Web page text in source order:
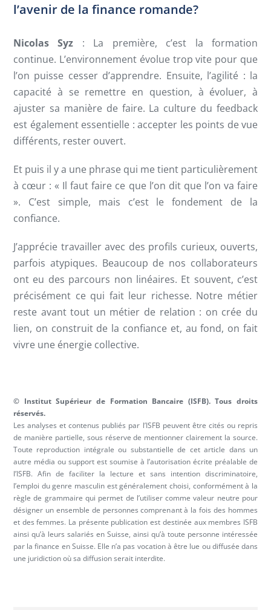
l’avenir de la finance romande?
Nicolas Syz : La première, c’est la formation
continue. L’environnement évolue trop vite pour que
l’on puisse cesser d’apprendre. Ensuite, l’agilité : la
capacité à se remettre en question, à évoluer, à
ajuster sa manière de faire. La culture du feedback
est également essentielle : accepter les points de vue
différents, rester ouvert.
Et puis il y a une phrase qui me tient particulièrement
à cœur : « Il faut faire ce que l’on dit que l’on va faire
». C’est simple, mais c’est le fondement de la
confiance.
J’apprécie travailler avec des profils curieux, ouverts,
parfois atypiques. Beaucoup de nos collaborateurs
ont eu des parcours non linéaires. Et souvent, c’est
précisément ce qui fait leur richesse. Notre métier
reste avant tout un métier de relation : on crée du
lien, on construit de la confiance et, au fond, on fait
vivre une énergie collective.
© Institut Supérieur de Formation Bancaire (ISFB). Tous droits
réservés.
Les analyses et contenus publiés par l’ISFB peuvent être cités ou repris
de manière partielle, sous réserve de mentionner clairement la source.
Toute reproduction intégrale ou substantielle de cet article dans un
autre média ou support est soumise à l’autorisation écrite préalable de
l’ISFB. Afin de faciliter la lecture et sans intention discriminatoire,
l’emploi du genre masculin est généralement choisi, conformément à la
règle de grammaire qui permet de l’utiliser comme valeur neutre pour
désigner un ensemble de personnes comprenant à la fois des hommes
et des femmes. La présente publication est destinée aux membres ISFB
ainsi qu’à leurs salariés en Suisse, ainsi qu’à toute personne intéressée
par la finance en Suisse. Elle n’a pas vocation à être lue ou diffusée dans
une juridiction où sa diffusion serait interdite.